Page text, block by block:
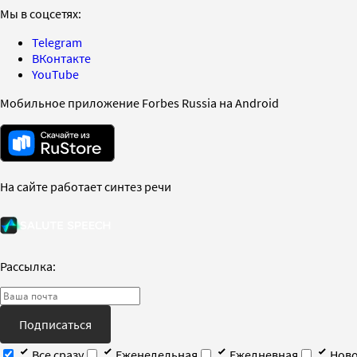
Мы в соцсетях:
Telegram
ВКонтакте
YouTube
Мобильное приложение Forbes Russia на Android
На сайте работает синтез речи
Рассылка:
Подписаться